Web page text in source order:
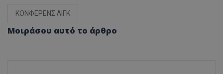
ΚΟΝΦΕΡΕΝΣ ΛΙΓΚ
Μοιράσου αυτό το άρθρο